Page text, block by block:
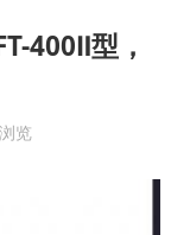
400Ⅱ型，
览